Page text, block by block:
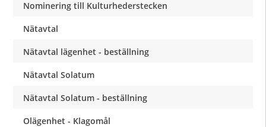
Nominering till Kulturhederstecken
Nätavtal
Nätavtal lägenhet - beställning
Nätavtal Solatum
Nätavtal Solatum - beställning
Olägenhet - Klagomål